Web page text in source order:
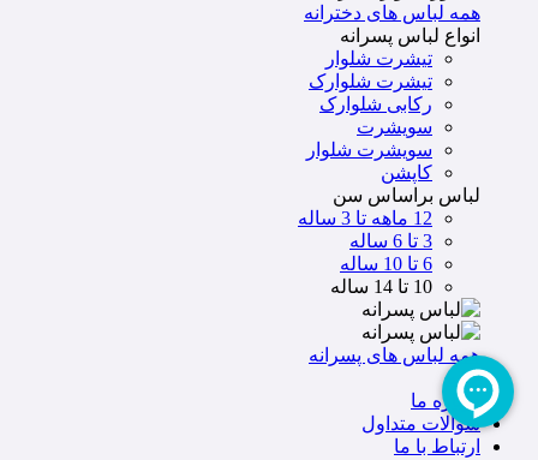
همه لباس های دخترانه
انواع لباس پسرانه
تیشرت شلوار
تیشرت شلوارک
رکابی شلوارک
سویشرت
سویشرت شلوار
کاپشن
لباس براساس سن
12 ماهه تا 3 ساله
3 تا 6 ساله
6 تا 10 ساله
10 تا 14 ساله
همه لباس های پسرانه
خانه
درباره ما
سوالات متداول
ارتباط با ما